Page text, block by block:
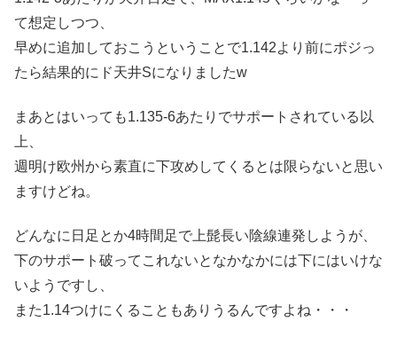
て想定しつつ、
早めに追加しておこうということで1.142より前にポジっ
たら結果的にド天井Sになりましたw
まあとはいっても1.135-6あたりでサポートされている以
上、
週明け欧州から素直に下攻めしてくるとは限らないと思い
ますけどね。
どんなに日足とか4時間足で上髭長い陰線連発しようが、
下のサポート破ってこれないとなかなかには下にはいけな
いようですし、
また1.14つけにくることもありうるんですよね・・・